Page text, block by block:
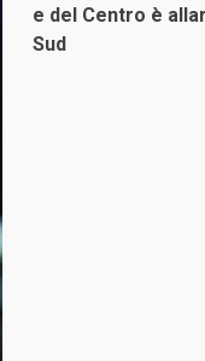
e del Centro è
Sud